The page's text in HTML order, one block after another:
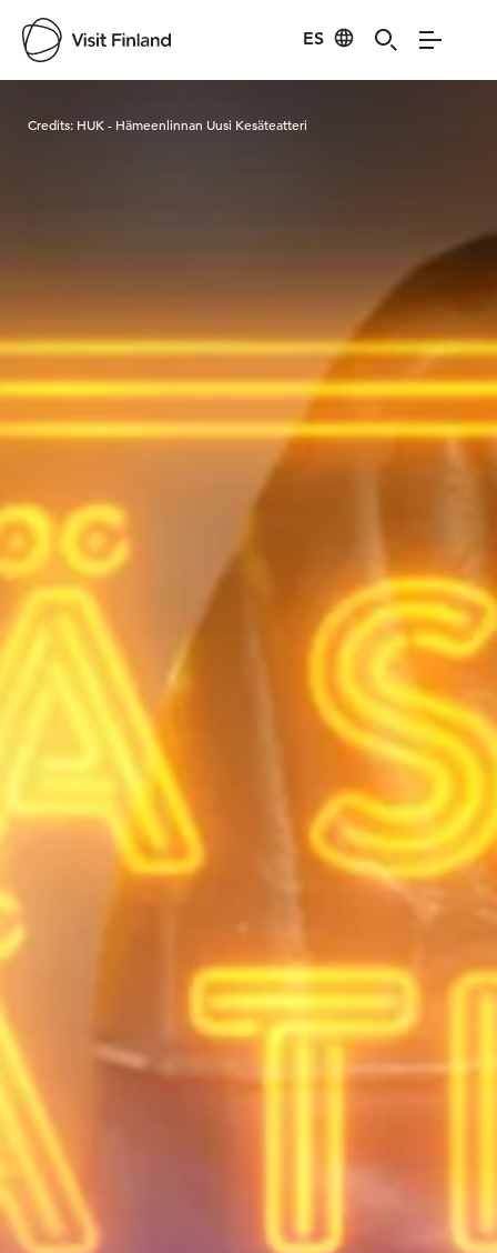
ES
Credits: HUK - Hämeenlinnan Uusi Kesäteatteri